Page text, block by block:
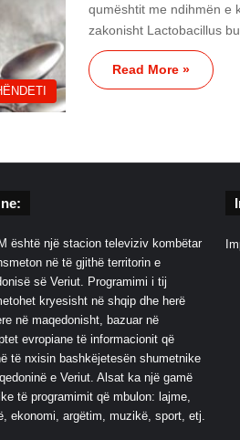
qumështit me ndihmën e
zakonisht Lactobacillus
Read More »
është një stacion televiziv kombëtar
në të gjithë territorin e
së Veriut. Programimi i tij
kryesisht në shqip dhe herë
në maqedonisht, bazuar në
evropiane të informacionit që
të nxisin bashkëjetesën shumetnike
e Veriut. Alsat ka një gamë
të programimit që mbulon: lajme,
ekonomi, argëtim, muzikë, sport, etj.